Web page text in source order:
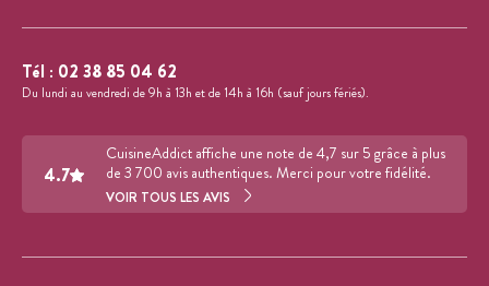
Tél : 02 38 85 04 62
Du lundi au vendredi de 9h à 13h et de 14h à 16h (sauf jours fériés).
4.7
CuisineAddict affiche une note de 4,7 sur 5 grâce à plus
de 3 700 avis authentiques. Merci pour votre fidélité.
VOIR TOUS LES AVIS